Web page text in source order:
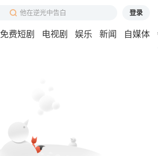
他在逆光中告白 登录
免费短剧 电视剧 娱乐 新闻 自媒体